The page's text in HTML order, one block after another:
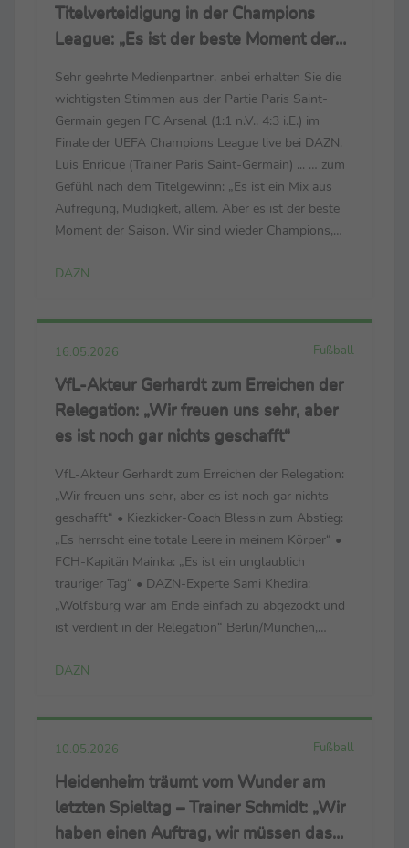
Titelverteidigung in der Champions
League: „Es ist der beste Moment der
Sehr geehrte Medienpartner, anbei erhalten Sie die
wichtigsten Stimmen aus der Partie Paris Saint-
Germain gegen FC Arsenal (1:1 n.V., 4:3 i.E.) im
Finale der UEFA Champions League live bei DAZN.
Luis Enrique (Trainer Paris Saint-Germain) ... … zum
Gefühl nach dem Titelgewinn: „Es ist ein Mix aus
Aufregung, Müdigkeit, allem. Aber es ist der beste
Moment der Saison. Wir sind wieder Champions,
haben es wegen unserer Fans verdient. Wir ...
DAZN
16.05.2026 Fußball
VfL-Akteur Gerhardt zum Erreichen der
Relegation: „Wir freuen uns sehr, aber
es ist noch gar nichts geschafft“
VfL-Akteur Gerhardt zum Erreichen der Relegation:
„Wir freuen uns sehr, aber es ist noch gar nichts
geschafft“ • Kiezkicker-Coach Blessin zum Abstieg:
„Es herrscht eine totale Leere in meinem Körper“ •
FCH-Kapitän Mainka: „Es ist ein unglaublich
trauriger Tag“ • DAZN-Experte Sami Khedira:
„Wolfsburg war am Ende einfach zu abgezockt und
ist verdient in der Relegation“ Berlin/München,
erhalten Sie die wichtigsten Stimmen aus ...
DAZN
10.05.2026 Fußball
Heidenheim träumt vom Wunder am
letzten Spieltag – Trainer Schmidt: „Wir
haben einen Auftrag, wir müssen das